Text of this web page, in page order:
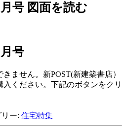
号 図面を読む
号
ません。新POST(新建築書店）
ください。下記のボタンをクリ
ー: 住宅特集